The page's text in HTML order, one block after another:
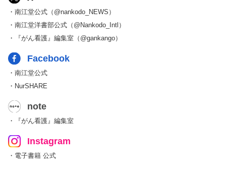
・南江堂公式（@nankodo_NEWS）
・南江堂洋書部公式（@Nankodo_Intl）
・『がん看護』編集室（@gankango）
Facebook
・南江堂公式
・NurSHARE
note
・『がん看護』編集室
Instagram
・電子書籍 公式